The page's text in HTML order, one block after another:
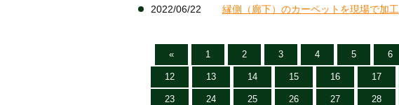
2022/06/22
縁側（廊下）のカーペットを現場で加工
« 1 2 3 4 5 6
12 13 14 15 16 17
23 24 25 26 27 28